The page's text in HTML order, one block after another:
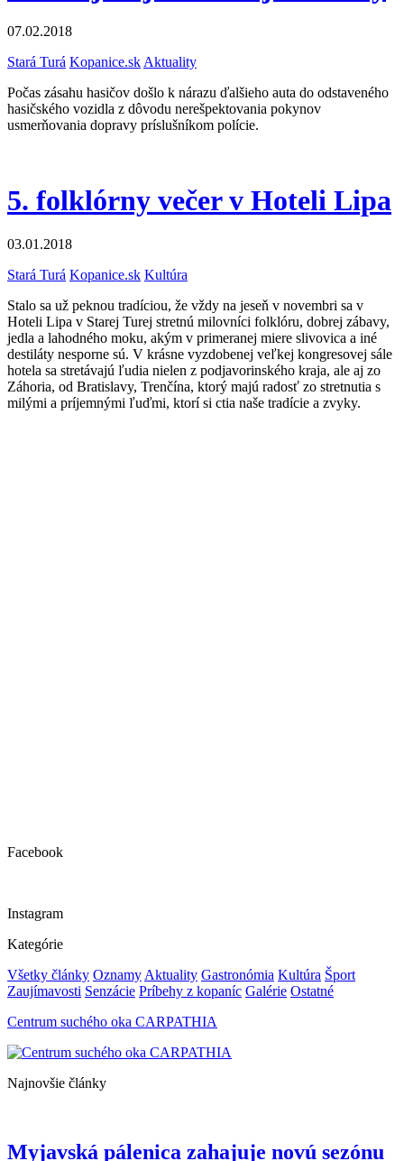
07.02.2018
Stará Turá Kopanice.sk Aktuality
Počas zásahu hasičov došlo k nárazu ďalšieho auta do odstaveného
hasičského vozidla z dôvodu nerešpektovania pokynov
usmerňovania dopravy príslušníkom polície.
5. folklórny večer v Hoteli Lipa
03.01.2018
Stará Turá Kopanice.sk Kultúra
Stalo sa už peknou tradíciou, že vždy na jeseň v novembri sa v
Hoteli Lipa v Starej Turej stretnú milovníci folklóru, dobrej zábavy,
jedla a lahodného moku, akým v primeranej miere slivovica a iné
destiláty nesporne sú. V krásne vyzdobenej veľkej kongresovej sále
hotela sa stretávajú ľudia nielen z podjavorinského kraja, ale aj zo
Záhoria, od Bratislavy, Trenčína, ktorý majú radosť zo stretnutia s
milými a príjemnými ľuďmi, ktorí si ctia naše tradície a zvyky.
Facebook
Instagram
Kategórie
Všetky články Oznamy Aktuality Gastronómia Kultúra Šport
Zaujímavosti Senzácie Príbehy z kopaníc Galérie Ostatné
Centrum suchého oka CARPATHIA
Najnovšie články
Myjavská pálenica zahajuje novú sezónu